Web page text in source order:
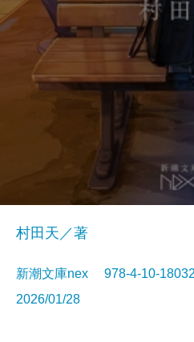
村田天／著
新潮文庫nex 978-4-10-
2026/01/28